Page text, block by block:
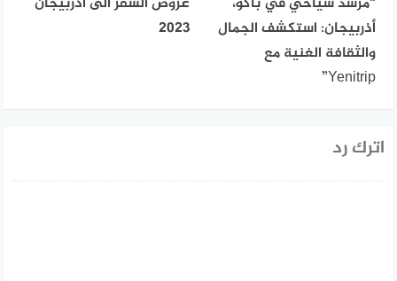
أذربيجان: استكشف الجمال
والثقافة الغنية مع
Yenitrip”
2023
اترك رد